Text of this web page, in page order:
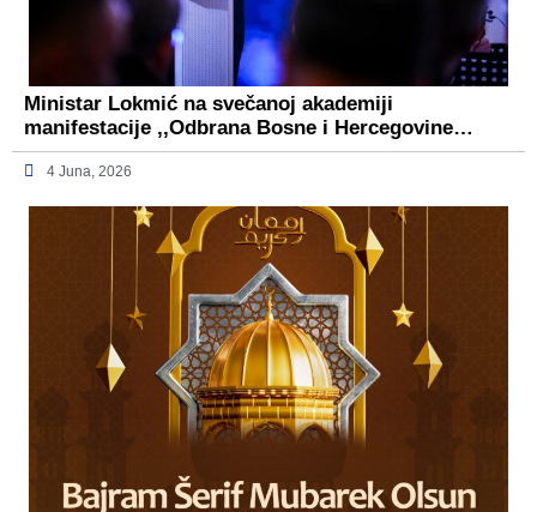
Ministar Lokmić na svečanoj akademiji
manifestacije ,,Odbrana Bosne i Hercegovine…
4 Juna, 2026